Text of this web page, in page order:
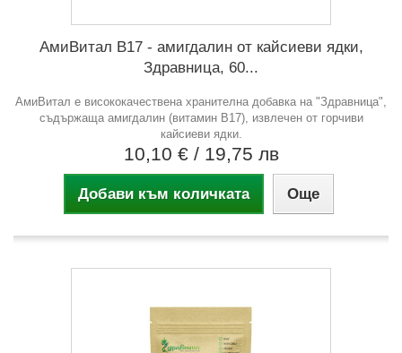
АмиВитал В17 - амигдалин от кайсиеви ядки,
Здравница, 60...
АмиВитал е висококачествена хранителна добавка на "Здравница",
съдържаща амигдалин (витамин B17), извлечен от горчиви
кайсиеви ядки.
10,10 € / 19,75 лв
Добави към количката Още